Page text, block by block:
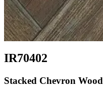
IR70402
Stacked Chevron Wood